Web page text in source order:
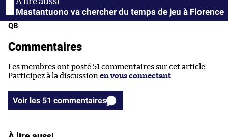
Mastantuono va chercher du temps de jeu à Florence
QB
Commentaires
Les membres ont posté 51 commentaires sur cet article.
Participez à la discussion en vous connectant
Voir les 51 commentaires